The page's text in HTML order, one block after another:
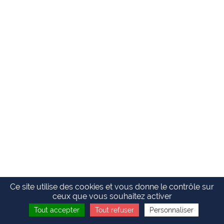
Ce site utilise des cookies et vous donne le contrôle sur
ceux que vous souhaitez activer
Tout accepter Tout refuser Personnaliser